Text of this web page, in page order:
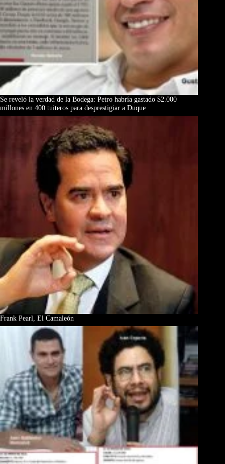
Se reveló la verdad de la Bodega: Petro habría gastado $2.000
millones en 400 tuiteros para desprestigiar a Duque
Frank Pearl, El Camaleón